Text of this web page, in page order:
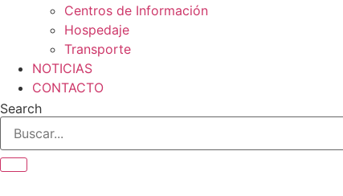
Centros de Información
Hospedaje
Transporte
NOTICIAS
CONTACTO
Search